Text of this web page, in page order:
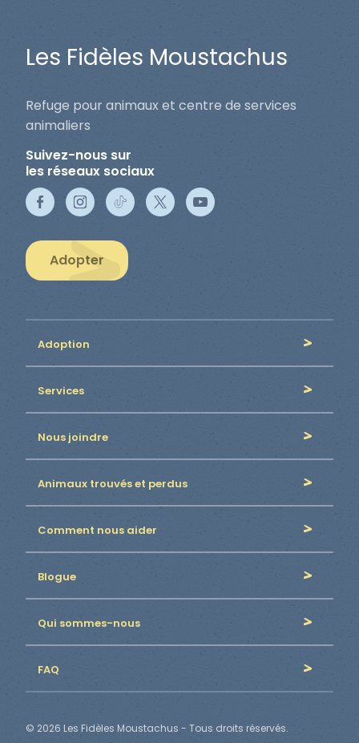
Les Fidèles Moustachus
Refuge pour animaux et centre de services
animaliers
Suivez-nous sur
les réseaux sociaux
Adopter
Adoption
Services
Nous joindre
Animaux trouvés et perdus
Comment nous aider
Blogue
Qui sommes-nous
FAQ
© 2026 Les Fidèles Moustachus - Tous droits réservés.